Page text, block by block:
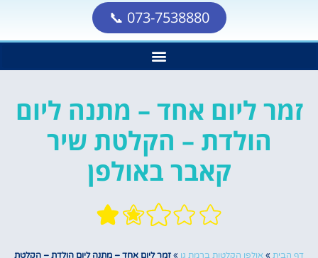
073-7538880 📞
זמר ליום אחד – מתנה ליום
הולדת – הקלטת שיר
קאבר באולפן
דף הבית » אולפן הקלטות ברמת גן » זמר ליום אחד – מתנה ליום הולדת – הקלטת